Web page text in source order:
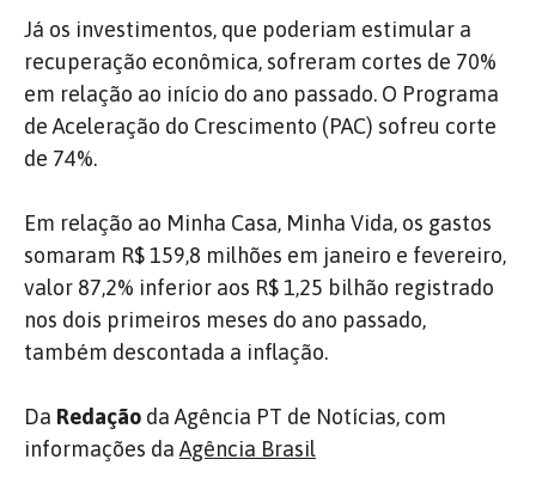
Já os investimentos, que poderiam estimular a
recuperação econômica, sofreram cortes de 70%
em relação ao início do ano passado. O Programa
de Aceleração do Crescimento (PAC) sofreu corte
de 74%.
Em relação ao Minha Casa, Minha Vida, os gastos
somaram R$ 159,8 milhões em janeiro e fevereiro,
valor 87,2% inferior aos R$ 1,25 bilhão registrado
nos dois primeiros meses do ano passado,
também descontada a inflação.
Da Redação da Agência PT de Notícias, com
informações da Agência Brasil